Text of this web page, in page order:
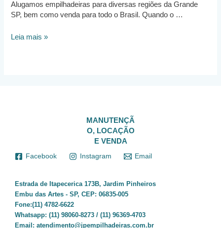
Alugamos empilhadeiras para diversas regiões da Grande
SP, bem como venda para todo o Brasil. Quando o …
Aluguel
Leia mais »
MANUTENÇÃ
O, LOCAÇÃO
E VENDA
Facebook Instagram Email
Estrada de Itapecerica 173B, Jardim Pinheiros
Embu das Artes - SP, CEP: 06835-005
Fone:(11) 4782-6622
Whatsapp: (11) 98060-8273 / (11) 96369-4703
Email: atendimento@jpempilhadeiras.com.br